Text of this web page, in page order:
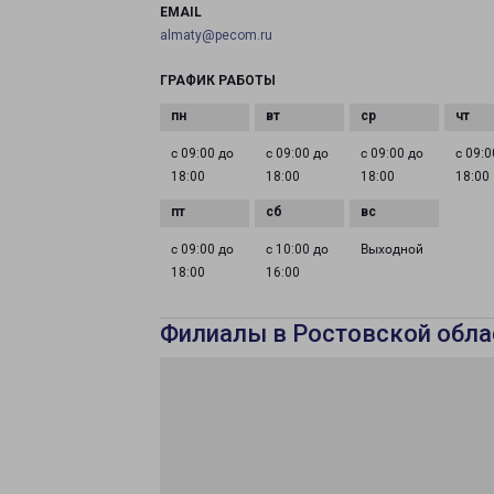
EMAIL
almaty@pecom.ru
ГРАФИК РАБОТЫ
с 09:00 до
18:00
с 09:00 до
18:00
с 09:00 до
18:00
с
18:00
с 09:00 до
18:00
с 10:00 до
16:00
Выходной
Филиалы в Ростовской